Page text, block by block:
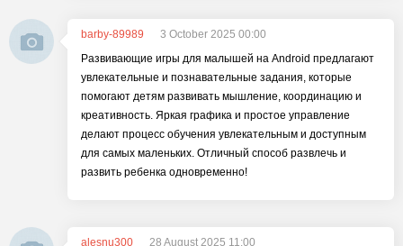
barby-89989
3 October 2025 00:00
Развивающие игры для малышей на Android предлагают
увлекательные и познавательные задания, которые
помогают детям развивать мышление, координацию и
креативность. Яркая графика и простое управление
делают процесс обучения увлекательным и доступным
для самых маленьких. Отличный способ развлечь и
развить ребенка одновременно!
alesnu300
28 August 2025 11:00